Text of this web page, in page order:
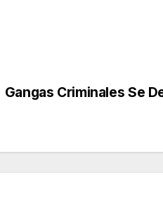
Gangas Criminales Se